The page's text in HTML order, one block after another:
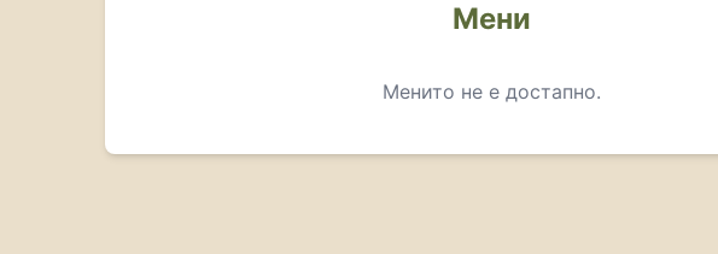
Мени
Менито не е достапно.